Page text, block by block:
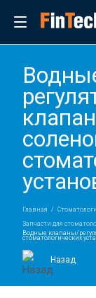
Главная
Запчасти для
Водные клапаны/
стоматологических
Назад